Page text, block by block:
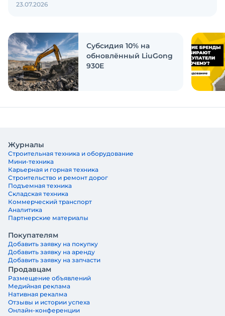
также кого считают лидерами рынка?
ответить на эти вопросы
23.07.2026
Субсидия 10% на
обновлённый LiuGong
930E
Журналы
Строительная техника и оборудование
Мини-техника
Карьерная и горная техника
Строительство и ремонт дорог
Подъемная техника
Складская техника
Коммерческий транспорт
Аналитика
Партнерские материалы
Покупателям
Добавить заявку на покупку
Добавить заявку на аренду
Добавить заявку на запчасти
Продавцам
Размещение объявлений
Медийная реклама
Нативная рекалма
Отзывы и истории успеха
Онлайн-конференции